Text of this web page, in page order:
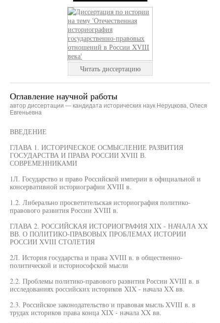
Читать диссертацию
Оглавление научной работы
автор диссертации — кандидата исторических наук Неруцкова, Олеся
Евгеньевна
ВВЕДЕНИЕ
ГЛАВА 1. ИСТОРИЧЕСКОЕ ОСМЫСЛЕНИЕ РАЗВИТИЯ
ГОСУДАРСТВА И ПРАВА РОССИИ XVIII В.
СОВРЕМЕННИКАМИ
1Л. Государство и право Российской империи в официальной и
консервативной историографии XVIII в.
1.2. Либерально просветительская историография политико-
правового развития России XVIII в.
ГЛАВА 2. РОССИЙСКАЯ ИСТОРИОГРАФИЯ XIX - НАЧАЛА XX
ВВ. О ПОЛИТИКО-ПРАВОВЫХ ПРОБЛЕМАХ ИСТОРИИ
РОССИИ XVIII СТОЛЕТИЯ
2Л. История государства и права XVIII в. в общественно-
политической и историософской мысли
2.2. Проблемы политико-правового развития России XVIII в. в
исследованиях российских историков XIX - начала XX вв.
2.3. Российское законодательство и правовая мысль XVIII в. в
трудах историков права конца XIX - начала XX вв.